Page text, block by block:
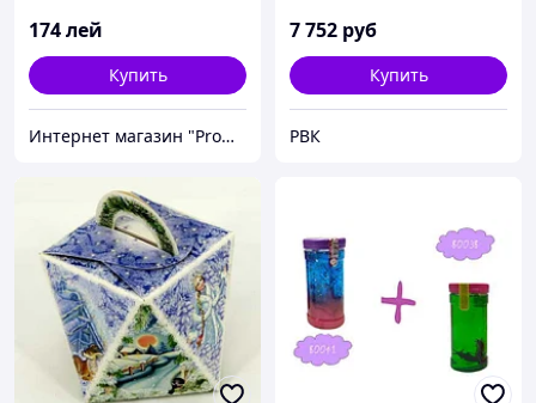
MMD-316251
174лей
Купить
Интернет магазин "Promtovari"
7 752 руб
Купить
РВК